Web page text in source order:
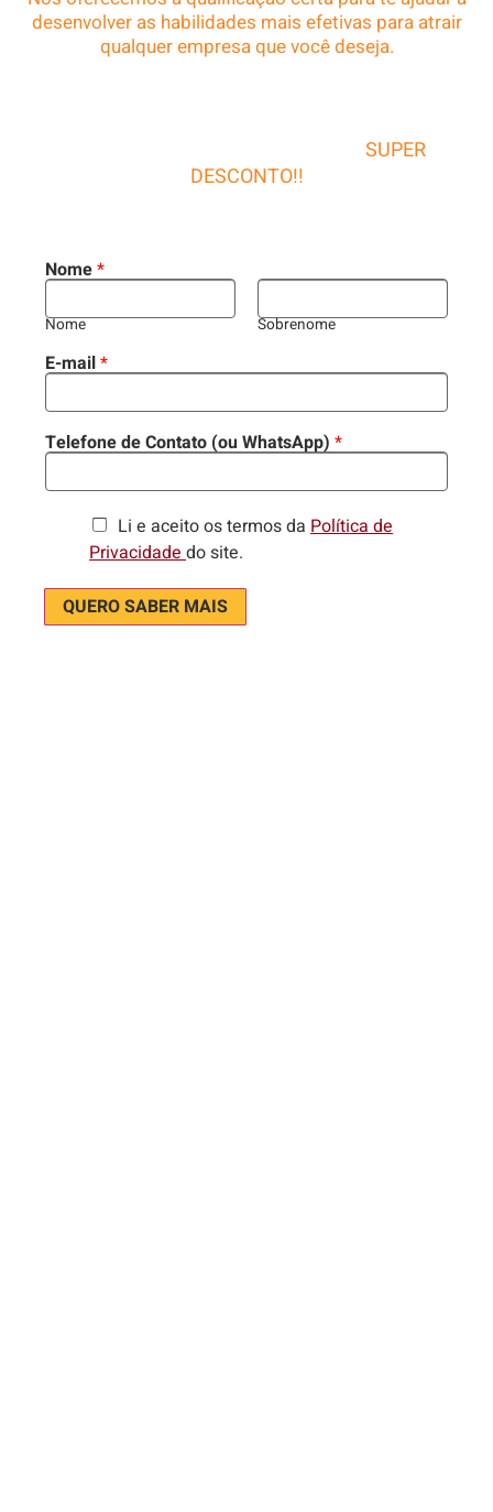
desenvolver as habilidades mais efetivas para atrair
qualquer empresa que você deseja.
SUPER
DESCONTO!!
Nome*
Nome Sobrenome
E-mail*
Telefone de Contato (ou WhatsApp) *
Li e aceito os termos da Política de
Privacidadedo site.
QUERO SABER MAIS